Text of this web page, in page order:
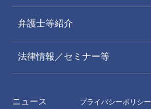
弁護士等紹介
法律情報／セミナー等
ニュース プライバシーポリシー